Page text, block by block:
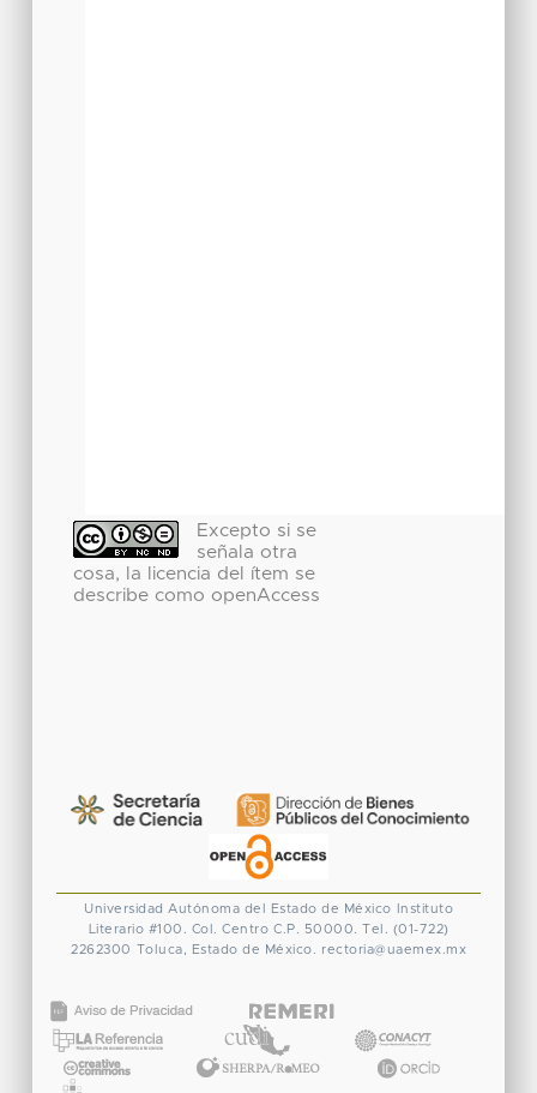
Excepto si se
señala otra
cosa, la licencia del ítem se
describe como openAccess
Universidad Autónoma del Estado de México
Instituto
Literario #100. Col. Centro C.P. 50000. Tel. (01-722)
2262300 Toluca, Estado de México. rectoria@uaemex.mx